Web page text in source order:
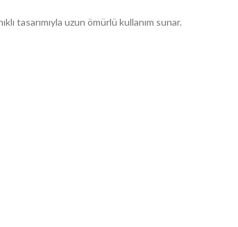
tasarımıyla uzun ömürlü kullanım sunar.